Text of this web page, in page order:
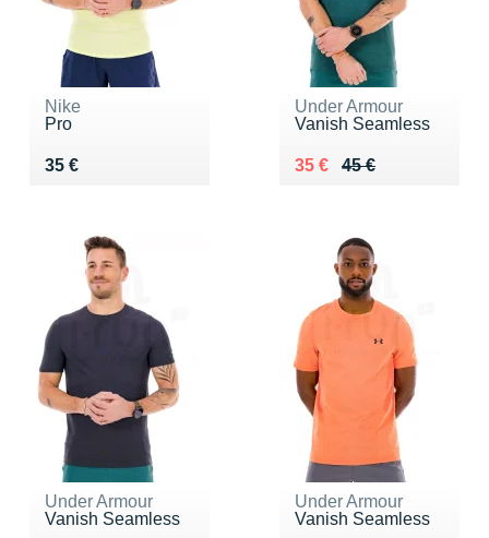
Nike
Pro
35 €
Vendu 35 €
Under Armour
Vanish Seamless
45 €
Au lieu de 45 €
35 €
Vendu 35 €
Under Armour
Vanish Seamless
Under Armour
Vanish Seamless